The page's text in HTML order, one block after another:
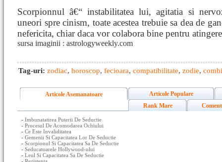
Scorpionnul â€“ instabilitatea lui, agitatia si
uneori spre cinism, toate acestea trebuie sa dea de
nefericita, chiar daca vor colabora bine pentru
sursa imaginii : astrologyweekly.com
Tag-uri: zodiac, horoscop, fecioara, compatibilitate, zodie,
Articole Asemanatoare
Articole Populare
Rank Mare
- Imbunatatirea Puterii De Seductie
- Procesul De Acomodarea Ochiului
- Ce Este Invaliditatea
- Gemenii Si Capacitatea Lor De Seductie
- Scorpionul Si Capacitatea Sa De Seductie
- Seducatoarele Hollywood-ului
- Leul Si Capacitatea Sa De Seductie